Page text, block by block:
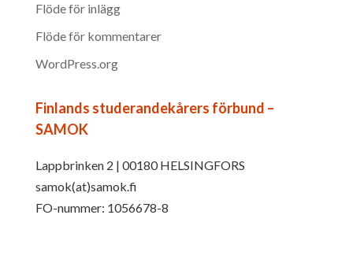
Flöde för inlägg
Flöde för kommentarer
WordPress.org
Finlands studerandekårers förbund –
SAMOK
Lappbrinken 2 | 00180 HELSINGFORS
samok(at)samok.fi
FO-nummer: 1056678-8